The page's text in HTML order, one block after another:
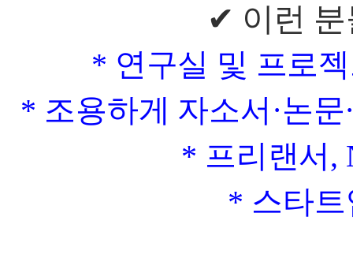
✔ 이런
* 연구실 및 프로
* 조용하게 자소서 ·논문
* 프리랜서 ,
* 스타